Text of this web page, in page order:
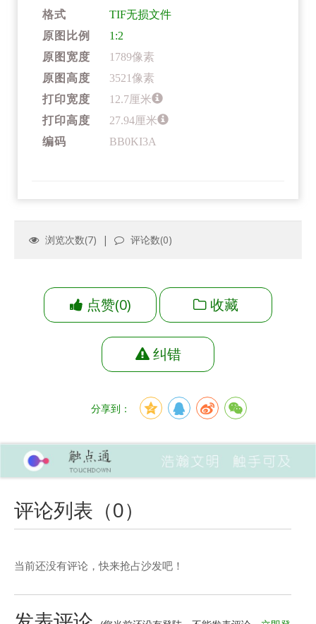
格式
TIF无损文件
原图比例
1:2
原图宽度
1789像素
原图高度
3521像素
打印宽度
12.7厘米
打印高度
27.94厘米
编码
BB0KI3A
浏览次数(7) | 评论数(0)
点赞(0) 收藏
纠错
分享到：
评论列表（0）
当前还没有评论，快来抢占沙发吧！